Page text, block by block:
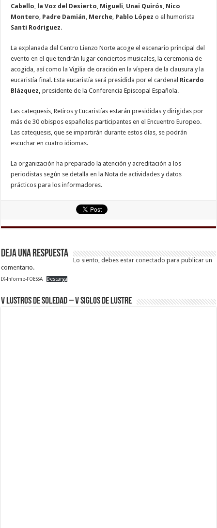
Cabello, la Voz del Desierto, Migueli, Unai Quirós, Nico
Montero, Padre Damián, Merche, Pablo López o el humorista
Santi Rodríguez.
La explanada del Centro Lienzo Norte acoge el escenario principal del
evento en el que tendrán lugar conciertos musicales, la ceremonia de
acogida, así como la Vigilia de oración en la víspera de la clausura y la
eucaristía final. Esta eucaristía será presidida por el cardenal Ricardo
Blázquez, presidente de la Conferencia Episcopal Española.
Las catequesis, Retiros y Eucaristías estarán presididas y dirigidas por
más de 30 obispos españoles participantes en el Encuentro Europeo.
Las catequesis, que se impartirán durante estos días, se podrán
escuchar en cuatro idiomas.
La organización ha preparado la atención y acreditación a los
periodistas según se detalla en la Nota de actividades y datos
prácticos para los informadores.
Deja una respuesta
Lo siento, debes estarconectado para publicar un
comentario.
IX-Informe-FOESSA Descarga
V Lustros de Soledad – V Siglos de Lustre